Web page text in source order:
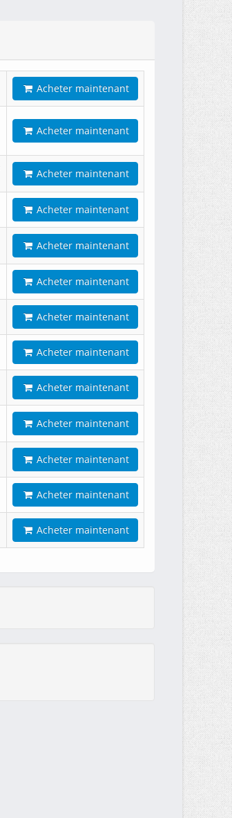
Acheter maintenant
Acheter maintenant
Acheter maintenant
Acheter maintenant
Acheter maintenant
Acheter maintenant
Acheter maintenant
Acheter maintenant
Acheter maintenant
Acheter maintenant
Acheter maintenant
Acheter maintenant
Acheter maintenant